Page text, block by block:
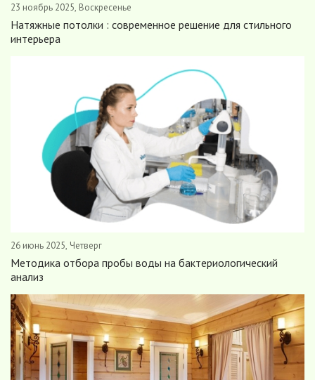
23 ноябрь 2025, Воскресенье
Натяжные потолки : современное решение для стильного
интерьера
26 июнь 2025, Четверг
Методика отбора пробы воды на бактериологический
анализ